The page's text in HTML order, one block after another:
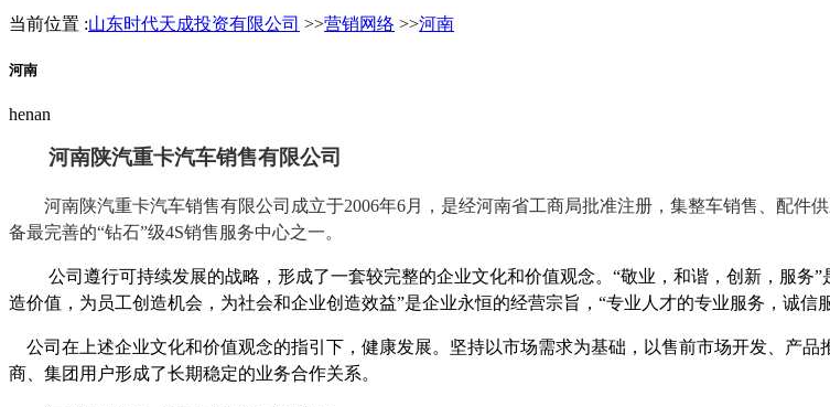
当前位置 :山东时代天成投资有限公司 >>营销网络 >>河南
河南
henan
河南陕汽重卡汽车销售有限公司
河南陕汽重卡汽车销售有限公司成立于2006年6月，是经河南省工商局批准注册，集整车销售、配件
备最完善的“钻石”级4S销售服务中心之一。
公司遵行可持续发展的战略，形成了一套较完整的企业文化和价值观念。“敬业，和谐，创新，服务
造价值，为员工创造机会，为社会和企业创造效益”是企业永恒的经营宗旨，“专业人才的专业服务，诚信
公司在上述企业文化和价值观念的指引下，健康发展。坚持以市场需求为基础，以售前市场开发、产
商、集团用户形成了长期稳定的业务合作关系。